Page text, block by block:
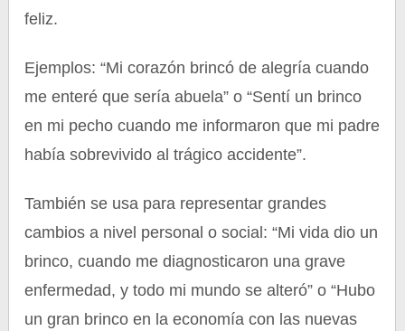
feliz.
Ejemplos: “Mi corazón brincó de alegría cuando
me enteré que sería abuela” o “Sentí un brinco
en mi pecho cuando me informaron que mi padre
había sobrevivido al trágico accidente”.
También se usa para representar grandes
cambios a nivel personal o social: “Mi vida dio un
brinco, cuando me diagnosticaron una grave
enfermedad, y todo mi mundo se alteró” o “Hubo
un gran brinco en la economía con las nuevas